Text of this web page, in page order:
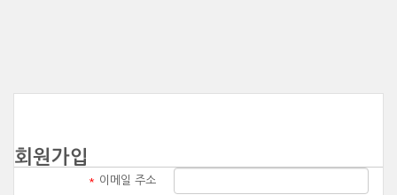
회원가입
* 이메일 주소